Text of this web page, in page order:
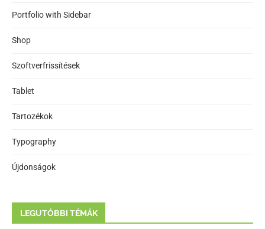
Portfolio with Sidebar
Shop
Szoftverfrissítések
Tablet
Tartozékok
Typography
Újdonságok
LEGUTÓBBI TÉMÁK